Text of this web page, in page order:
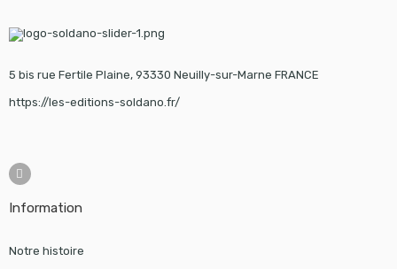
5 bis rue Fertile Plaine, 93330 Neuilly-sur-Marne FRANCE
https://les-editions-soldano.fr/
Information
Notre histoire